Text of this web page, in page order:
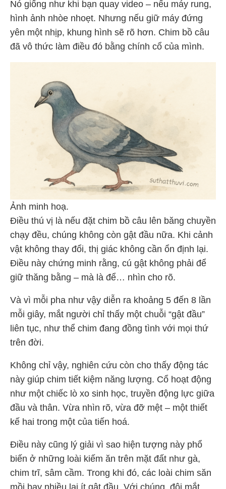
Nó giống như khi bạn quay video – nếu máy rung,
hình ảnh nhòe nhoẹt. Nhưng nếu giữ máy đứng
yên một nhịp, khung hình sẽ rõ hơn. Chim bồ câu
đã vô thức làm điều đó bằng chính cổ của mình.
Ảnh minh hoạ.
Điều thú vị là nếu đặt chim bồ câu lên băng chuyền
chạy đều, chúng không còn gật đầu nữa. Khi cảnh
vật không thay đổi, thị giác không cần ổn định lại.
Điều này chứng minh rằng, cú gật không phải để
giữ thăng bằng – mà là để… nhìn cho rõ.
Và vì mỗi pha như vậy diễn ra khoảng 5 đến 8 lần
mỗi giây, mắt người chỉ thấy một chuỗi “gật đầu”
liên tục, như thể chim đang đồng tình với mọi thứ
trên đời.
Không chỉ vậy, nghiên cứu còn cho thấy động tác
này giúp chim tiết kiệm năng lượng. Cổ hoạt động
như một chiếc lò xo sinh học, truyền động lực giữa
đầu và thân. Vừa nhìn rõ, vừa đỡ mệt – một thiết
kế hai trong một của tiến hoá.
Điều này cũng lý giải vì sao hiện tượng này phổ
biến ở những loài kiếm ăn trên mặt đất như gà,
chim trĩ, sâm cầm. Trong khi đó, các loài chim săn
mồi bay nhiều lại ít gật đầu. Với chúng, đôi mắt